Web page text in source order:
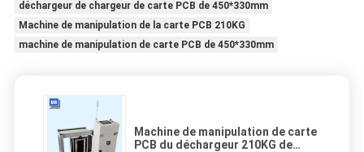
déchargeur de chargeur de carte PCB de 450*330mm
Machine de manipulation de la carte PCB 210KG
machine de manipulation de carte PCB de 450*330mm
Machine de manipulation de carte
PCB du déchargeur 210KG de